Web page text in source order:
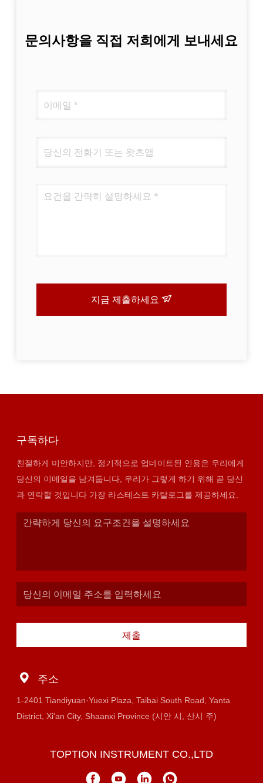
문의사항을 직접 저희에게 보내세요
지금 제출하세요
구독하다
친절하게 미안하지만, 정기적으로 업데이트된 인용은 우리에게
당신의 이메일을 남겨둡니다, 우리가 그렇게 하기 위해 곧 당신
과 연락할 것입니다 가장 라스테스트 카탈로그를 제공하세요.
제출
주소
1-2401 Tiandiyuan·Yuexi Plaza, Taibai South Road, Yanta
District, Xi'an City, Shaanxi Province (시안 시, 산시 주)
TOPTION INSTRUMENT CO.,LTD